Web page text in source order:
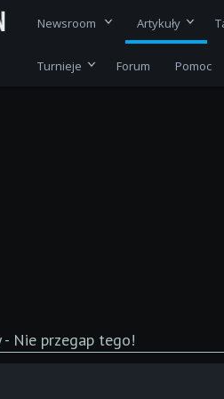
Newsroom Artykuły
Turnieje Forum Pomoc
- Nie przegap tego!